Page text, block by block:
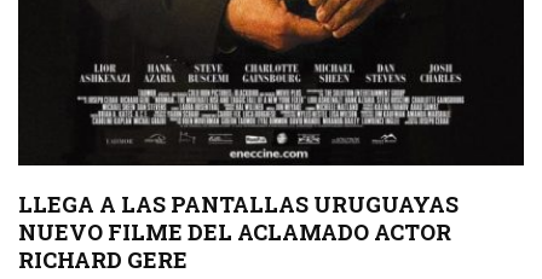
LLEGA A LAS PANTALLAS URUGUAYAS
NUEVO FILME DEL ACLAMADO ACTOR
RICHARD GERE